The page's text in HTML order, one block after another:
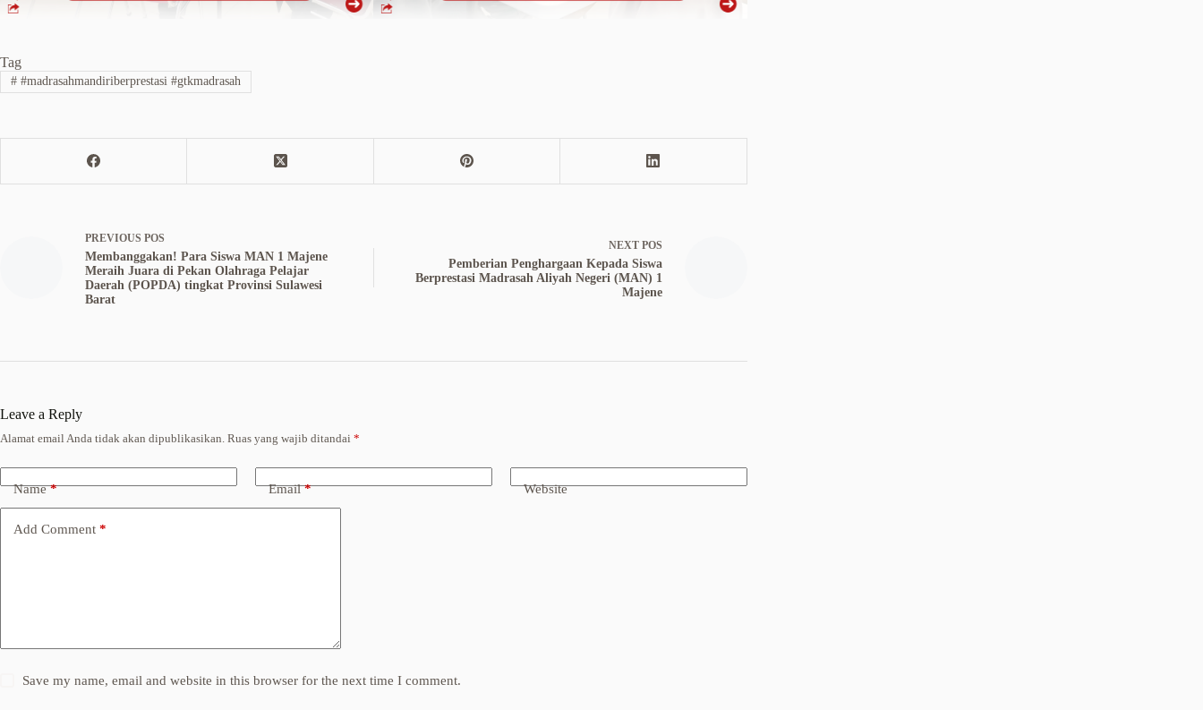
Tag
##madrasahmandiriberprestasi #gtkmadrasah
PREVIOUS POS
Membanggakan! Para Siswa MAN 1 Majene
Meraih Juara di Pekan Olahraga Pelajar
Daerah (POPDA) tingkat Provinsi Sulawesi
Barat
NEXT POS
Pemberian Penghargaan Kepada Siswa
Berprestasi Madrasah Aliyah Negeri (MAN) 1
Majene
Leave a Reply
Alamat email Anda tidak akan dipublikasikan. Ruas yang wajib ditandai *
Name* Email* Website
Add Comment *
Save my name, email and website in this browser for the next time I comment.